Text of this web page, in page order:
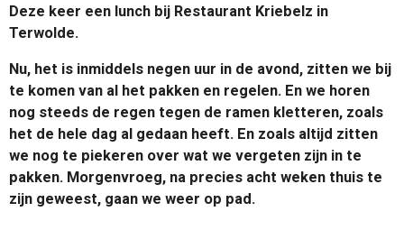
Deze keer een lunch bij Restaurant Kriebelz in
Terwolde.
Nu, het is inmiddels negen uur in de avond, zitten we bij
te komen van al het pakken en regelen. En we horen
nog steeds de regen tegen de ramen kletteren, zoals
het de hele dag al gedaan heeft. En zoals altijd zitten
we nog te piekeren over wat we vergeten zijn in te
pakken. Morgenvroeg, na precies acht weken thuis te
zijn geweest, gaan we weer op pad.